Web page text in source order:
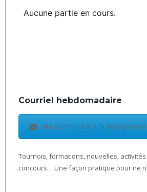
Aucune partie en cours.
Courriel hebdomadaire
Inscrivez-vous à la liste d’envoi
Tournois, formations, nouvelles,
concours… Une façon pratique pour ne